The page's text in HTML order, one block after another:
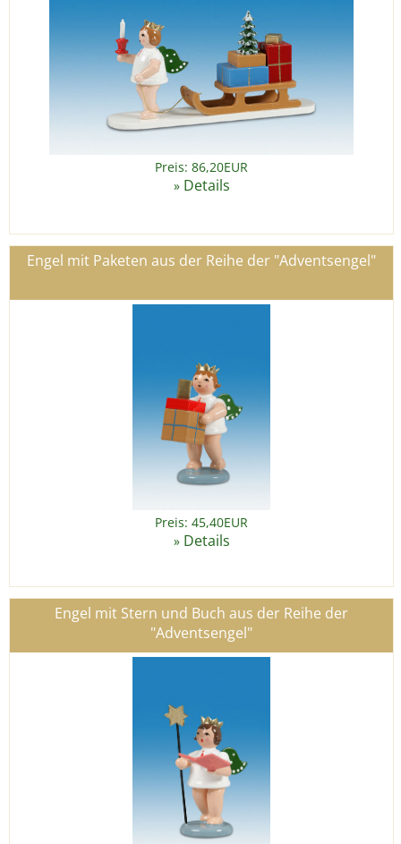
Preis: 86,20EUR
» Details
Engel mit Paketen aus der Reihe der "Adventsengel"
Preis: 45,40EUR
» Details
Engel mit Stern und Buch aus der Reihe der
"Adventsengel"